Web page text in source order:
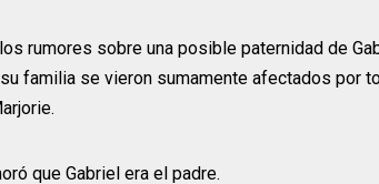
rumores sobre una posible paternidad de
familia se vieron sumamente afectados por